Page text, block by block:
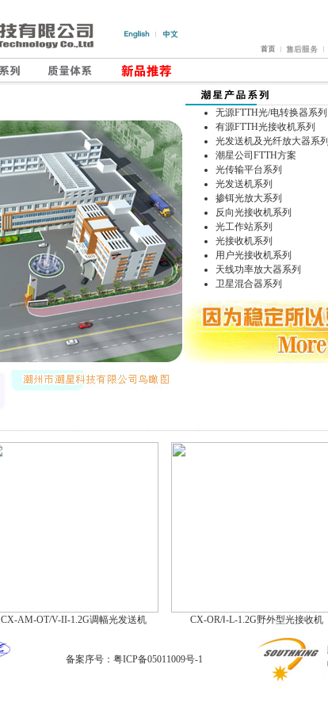
无源FTTH光/电转换器系列
有源FTTH光接收机系列
光发送机及光纤放大器系列
潮星公司FTTH方案
光传输平台系列
光发送机系列
掺铒光放大系列
反向光接收机系列
光工作站系列
光接收机系列
用户光接收机系列
天线功率放大器系列
卫星混合器系列
CX-AM-OT/V-II-1.2G调幅光发送机 CX-OR/Ⅰ-L-1.2G野外型光接收机
备案序号：粤ICP备05011009号-1